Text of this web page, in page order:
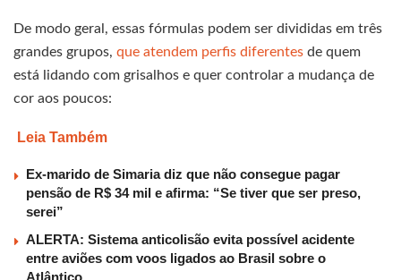
De modo geral, essas fórmulas podem ser divididas em três
grandes grupos, que atendem perfis diferentes de quem
está lidando com grisalhos e quer controlar a mudança de
cor aos poucos:
Leia Também
Ex-marido de Simaria diz que não consegue pagar
pensão de R$ 34 mil e afirma: “Se tiver que ser preso,
serei”
ALERTA: Sistema anticolisão evita possível acidente
entre aviões com voos ligados ao Brasil sobre o
Atlântico